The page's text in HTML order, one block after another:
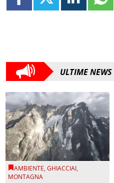
ULTIME NEWS
AMBIENTE,GHIACCIAI,
MONTAGNA